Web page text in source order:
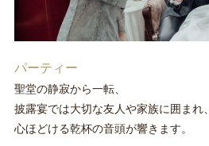
パーティー
聖堂の静寂から一転、
披露宴では大切な友人や家族に囲まれ、
心ほどける乾杯の音頭が響きます。